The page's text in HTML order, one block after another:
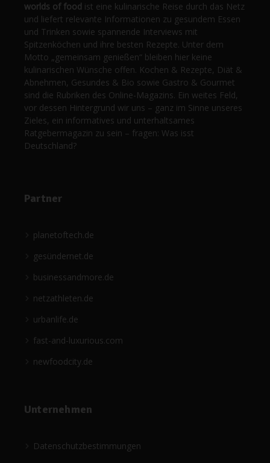
worlds of food ist eine kulinarische Reise durch das Netz
und liefert relevante Informationen zu gesundem Essen
und Trinken sowie spannende Interviews mit
Spitzenköchen und ihre besten Rezepte. Unter dem
Motto „gemeinsam genießen“ bleiben hier keine
kulinarischen Wünsche offen. Kochen & Rezepte, Diät &
Abnehmen, Gesundes & Bio sowie Gastro & Gourmet
sind die Rubriken des Online-Magazins. Ein weites Feld,
vor dessen Hintergrund wir uns – ganz im Sinne unseres
Zieles, ein informatives und unterhaltsames
Ratgebermagazin zu sein – fragen: Was isst
Deutschland?
Partner
planetoftech.de
gesündernet.de
businessandmore.de
netzathleten.de
urbanlife.de
fast-and-luxurious.com
newfoodcity.de
Unternehmen
Datenschutzbestimmungen